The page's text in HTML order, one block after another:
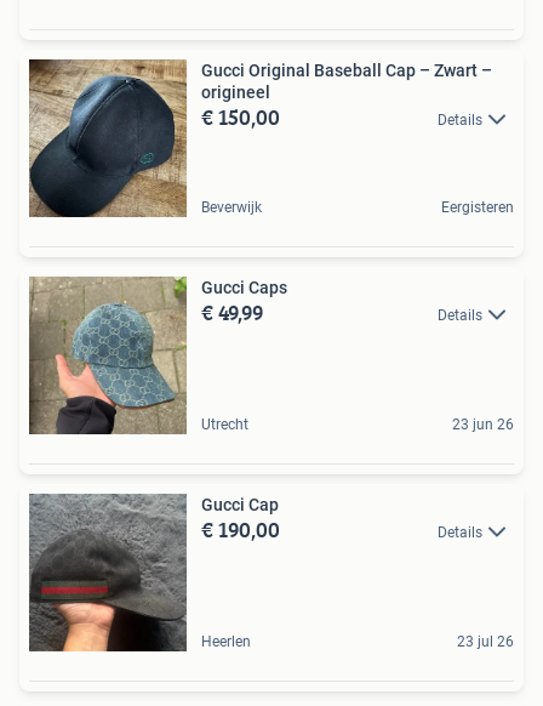
Gucci Original Baseball Cap – Zwart –
origineel
€ 150,00 Details
Beverwijk Eergisteren
Gucci Caps
€ 49,99 Details
Utrecht 23 jun 26
Gucci Cap
€ 190,00 Details
Heerlen 23 jul 26